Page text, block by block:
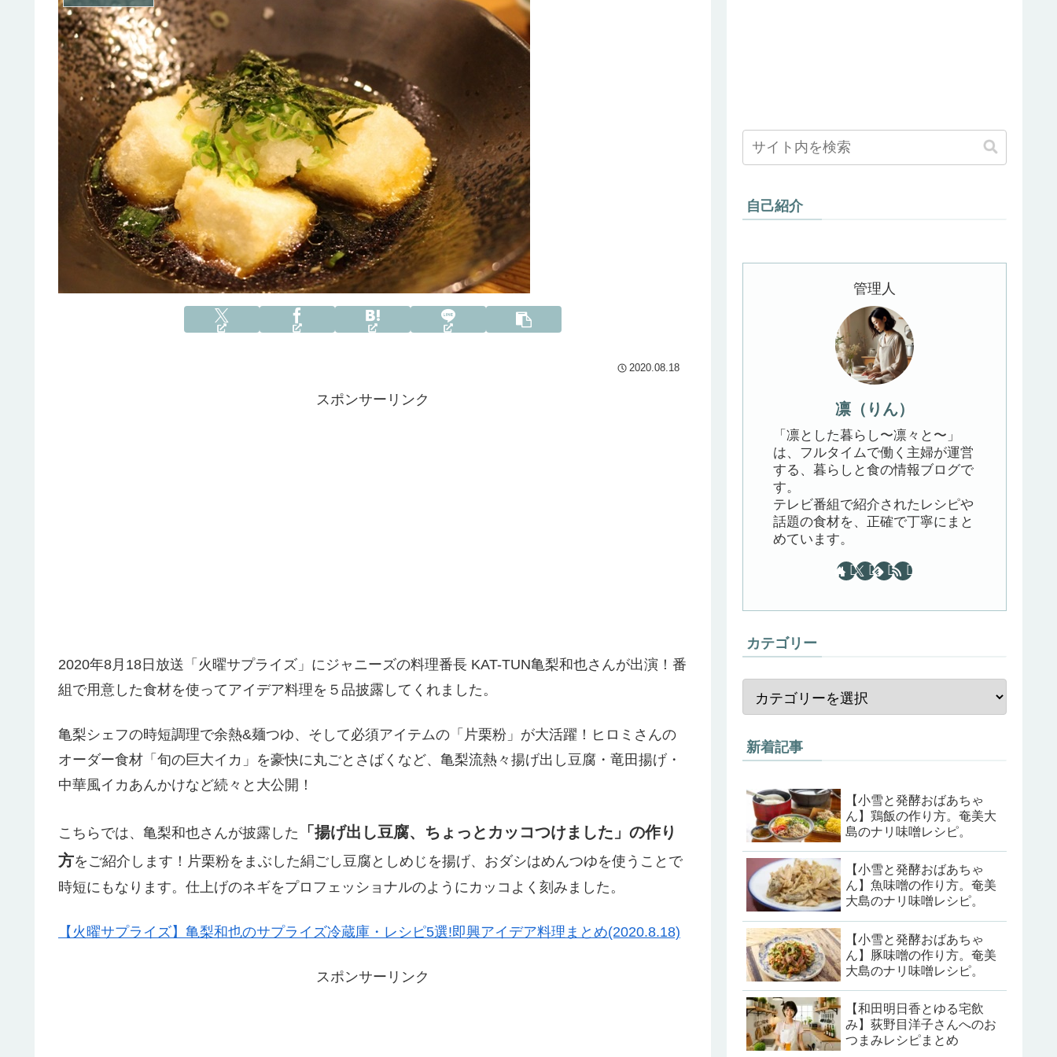
2020.08.18
スポンサーリンク
2020年8月18日放送「火曜サプライズ」にジャニーズの料理番長 KAT-TUN亀梨和也さんが出演！番
組で用意した食材を使ってアイデア料理を５品披露してくれました。
亀梨シェフの時短調理で余熱&麺つゆ、そして必須アイテムの「片栗粉」が大活躍！ヒロミさんの
オーダー食材「旬の巨大イカ」を豪快に丸ごとさばくなど、亀梨流熱々揚げ出し豆腐・竜田揚げ・
中華風イカあんかけなど続々と大公開！
こちらでは、亀梨和也さんが披露した
「揚げ出し豆腐、ちょっとカッコつけました」の作り
方をご紹介します！片栗粉をまぶした絹ごし豆腐としめじを揚げ、おダシはめんつゆを使うことで
時短にもなります。仕上げのネギをプロフェッショナルのようにカッコよく刻みました。
【火曜サプライズ】亀梨和也のサプライズ冷蔵庫・レシピ5選!即興アイデア料理まとめ(2020.8.18)
スポンサーリンク
自己紹介
管理人
凛（りん）
「凛とした暮らし〜凛々と〜」
は、フルタイムで働く主婦が運営
する、暮らしと食の情報ブログで
す。
テレビ番組で紹介されたレシピや
話題の食材を、正確で丁寧にまと
めています。
カテゴリー
新着記事
【小雪と発酵おばあちゃ
ん】鶏飯の作り方。奄美大
島のナリ味噌レシピ。
【小雪と発酵おばあちゃ
ん】魚味噌の作り方。奄美
大島のナリ味噌レシピ。
【小雪と発酵おばあちゃ
ん】豚味噌の作り方。奄美
大島のナリ味噌レシピ。
【和田明日香とゆる宅飲
み】荻野目洋子さんへのお
つまみレシピまとめ